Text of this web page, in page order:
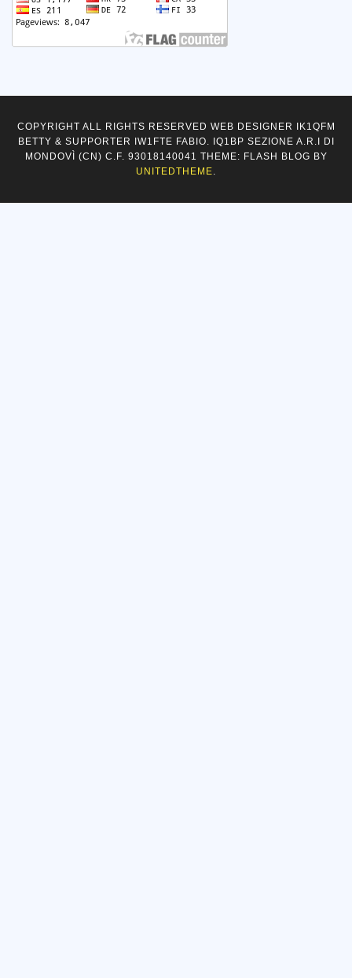
COPYRIGHT ALL RIGHTS RESERVED WEB DESIGNER IK1QFM
BETTY & SUPPORTER IW1FTE FABIO. IQ1BP SEZIONE A.R.I DI
MONDOVÌ (CN) C.F. 93018140041 THEME: FLASH BLOG BY